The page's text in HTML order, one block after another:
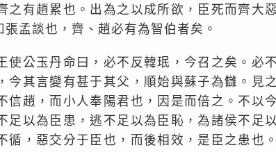
之有趙累也。出為之以成所欲，臣死而齊大
孟談也，齊、趙必有為智伯者矣。
公玉丹命曰，必不反韓珉，今召之矣。必
今其言變有甚于其父，順始與蘇子為讎。見
信趙，而小人奉陽君也，因是而倍之。不以
足以為臣患，逃不足以為臣恥，為諸侯不足
循，惡交分于臣也，而後相效，是臣之患也